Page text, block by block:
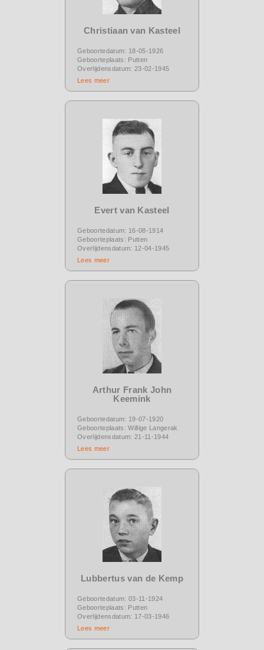
Christiaan van Kasteel
Geboortedatum: 18-05-1926
Geboorteplaats: Putten
Overlijdensdatum: 23-02-1945
Lees meer
Evert van Kasteel
Geboortedatum: 16-08-1914
Geboorteplaats: Putten
Overlijdensdatum: 12-04-1945
Lees meer
Arthur Frank John
Keemink
Geboortedatum: 19-07-1920
Geboorteplaats: Willige Langerak
Overlijdensdatum: 21-11-1944
Lees meer
Lubbertus van de Kemp
Geboortedatum: 03-11-1924
Geboorteplaats: Putten
Overlijdensdatum: 17-03-1946
Lees meer